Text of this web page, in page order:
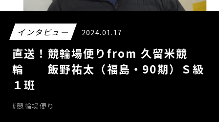
インタビュー 2024.01.17
直送！競輪場便りfrom 久留米競
輪 飯野祐太（福島・90期）Ｓ級
１班
#競輪場便り